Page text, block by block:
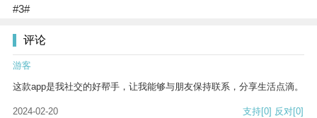
#3#
评论
游客
这款app是我社交的好帮手，让我能够与朋友保持联系，分享生活点滴。
2024-02-20 支持[0] 反对[0]